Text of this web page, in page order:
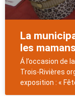
La
les
Á l’occasion de
Trois-Rivières
exposition : «